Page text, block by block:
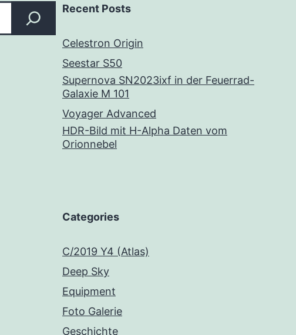
Recent Posts
Celestron Origin
Seestar S50
Supernova SN2023ixf in der Feuerrad-
Galaxie M 101
Voyager Advanced
HDR-Bild mit H-Alpha Daten vom
Orionnebel
Categories
C/2019 Y4 (Atlas)
Deep Sky
Equipment
Foto Galerie
Geschichte